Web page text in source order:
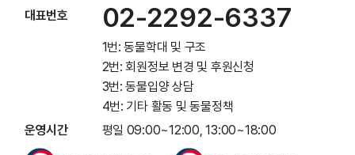
대표번호 02-2292-6337
1번: 동물학대 및 구조
2번: 회원정보 변경 및 후원신청
3번: 동물입양 상담
4번: 기타 활동 및 동물정책
운영시간
평일 09:00~12:00, 13:00~18:00